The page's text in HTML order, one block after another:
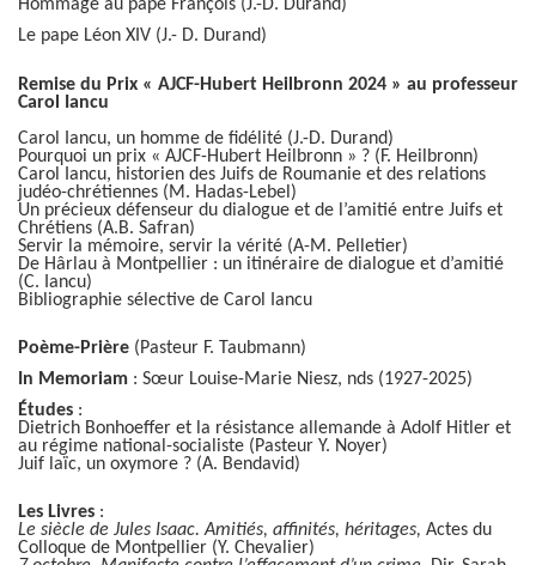
Hommage au pape François (J.-D. Durand)
Le pape Léon XIV (J.- D. Durand)
Remise du Prix « AJCF-Hubert Heilbronn 2024 » au professeur
Carol Iancu
Carol Iancu, un homme de fidélité (J.-D. Durand)
Pourquoi un prix « AJCF-Hubert Heilbronn » ? (F. Heilbronn)
Carol Iancu, historien des Juifs de Roumanie et des relations
judéo-chrétiennes (M. Hadas-Lebel)
Un précieux défenseur du dialogue et de l’amitié entre Juifs et
Chrétiens (A.B. Safran)
Servir la mémoire, servir la vérité (A-M. Pelletier)
De Hârlau à Montpellier : un itinéraire de dialogue et d’amitié
(C. Iancu)
Bibliographie sélective de Carol Iancu
Poème-Prière (Pasteur F. Taubmann)
In Memoriam : Sœur Louise-Marie Niesz, nds (1927-2025)
Études :
Dietrich Bonhoeffer et la résistance allemande à Adolf Hitler et
au régime national-socialiste (Pasteur Y. Noyer)
Juif laïc, un oxymore ? (A. Bendavid)
Les Livres :
Le siècle de Jules Isaac. Amitiés, affinités, héritages, Actes du
Colloque de Montpellier (Y. Chevalier)